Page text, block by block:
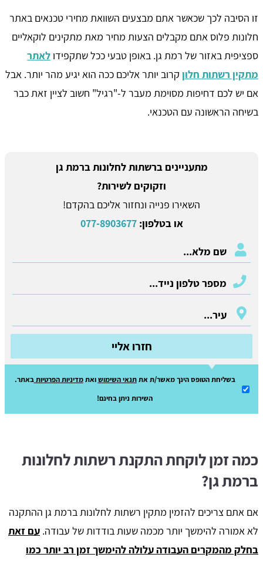
זו הסיבה לכך שכאשר אתם מבצעים השוואת מחירי טכנאים באתר
חלונות פלוס אתם מקבלים הצעות מחיר מאת מתקינים לוקאליים
ספציפית באזור של רמת גן. באופן טבעי ככל שתקפידו לאתר
מתקין רשתות חלון קרוב יותר אליכם ככה הוא יגיע מהר יותר. אבל
אם יש לכם דחיפות מסוימת מעבר ל-"רגיל" חשוב לציין זאת כבר
בשיחה הראשונה עם הטכנאי.
מתעניינים ברשתות לחלונות ברמת גן
וזקוקים לשירות?
השאירו פנייה ונחזור אליכם בהקדם!
או בטלפון:077-8903677
חזרו אליי
בשליחת הטופס הינך מאשר/ת אתתנאי השימושואתמדיניות הפרטיות באתר.
השירות ניתן בחינם!
כמה זמן לוקחת התקנת רשתות לחלונות
ברמת גן?
אם אתם צריכים להזמין מתקין רשתות לחלונות ברמת גן ההתקנה
לא אמורה להימשך יותר מכמה שעות בודדות של עבודה. עם זאת
בחלק מהמקרים העבודה עלולה להימשך זמן רב יותר כמו